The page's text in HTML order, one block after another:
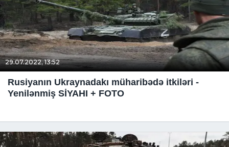
29.07.2022, 13:52
Rusiyanın Ukraynadakı müharibədə itkiləri -
Yenilənmiş SİYAHI + FOTO